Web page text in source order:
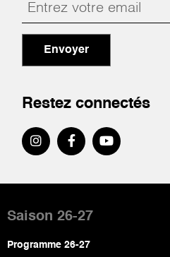
Envoyer
Restez connectés
de
page
Saison 26-27
Programme 26-27